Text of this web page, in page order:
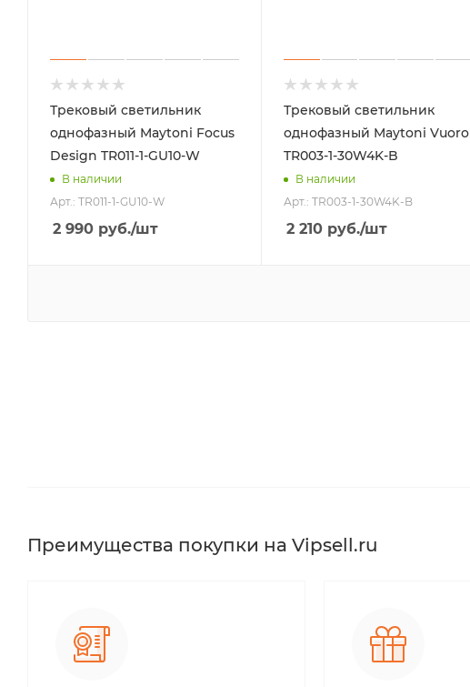
Трековый светильник
однофазный Maytoni Focus
Design TR011-1-GU10-W
В наличии
Арт.: TR011-1-GU10-W
2 990 руб./шт
Трековый светильник
однофазный Maytoni Vuoro
TR003-1-30W4K-B
В наличии
Арт.: TR003-1-30W4K-B
2 210руб./шт
Преимущества покупки на Vipsell.ru